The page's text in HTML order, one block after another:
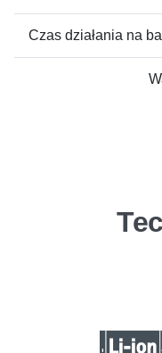
Czas działania na